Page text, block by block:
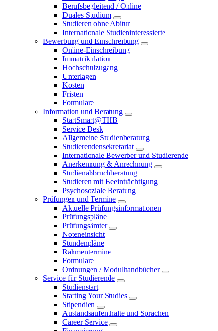
Berufsbegleitend / Online
Duales Studium
Studieren ohne Abitur
Internationale Studieninteressierte
Bewerbung und Einschreibung
Online-Einschreibung
Immatrikulation
Hochschulzugang
Unterlagen
Kosten
Fristen
Formulare
Information und Beratung
StartSmart@THB
Service Desk
Allgemeine Studienberatung
Studierendensekretariat
Internationale Bewerber und Studierende
Anerkennung & Anrechnung
Studienabbruchberatung
Studieren mit Beeinträchtigung
Psychosoziale Beratung
Prüfungen und Termine
Aktuelle Prüfungsinformationen
Prüfungspläne
Prüfungsämter
Noteneinsicht
Stundenpläne
Rahmentermine
Formulare
Ordnungen / Modulhandbücher
Service für Studierende
Studienstart
Starting Your Studies
Stipendien
Auslandsaufenthalte und Sprachen
Career Service